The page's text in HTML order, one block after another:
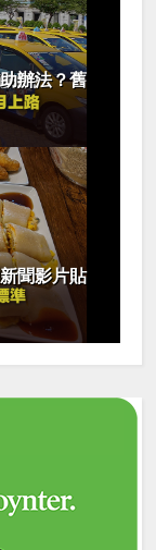
辦法？舊
聞影片貼